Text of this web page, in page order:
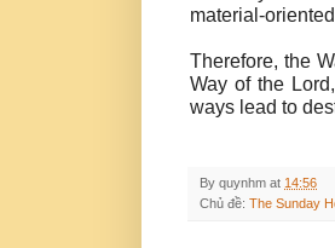
material-
Therefore, the
Way of the
ways lead to
By quynhm at 14:56
Chủ đề: The Sunday